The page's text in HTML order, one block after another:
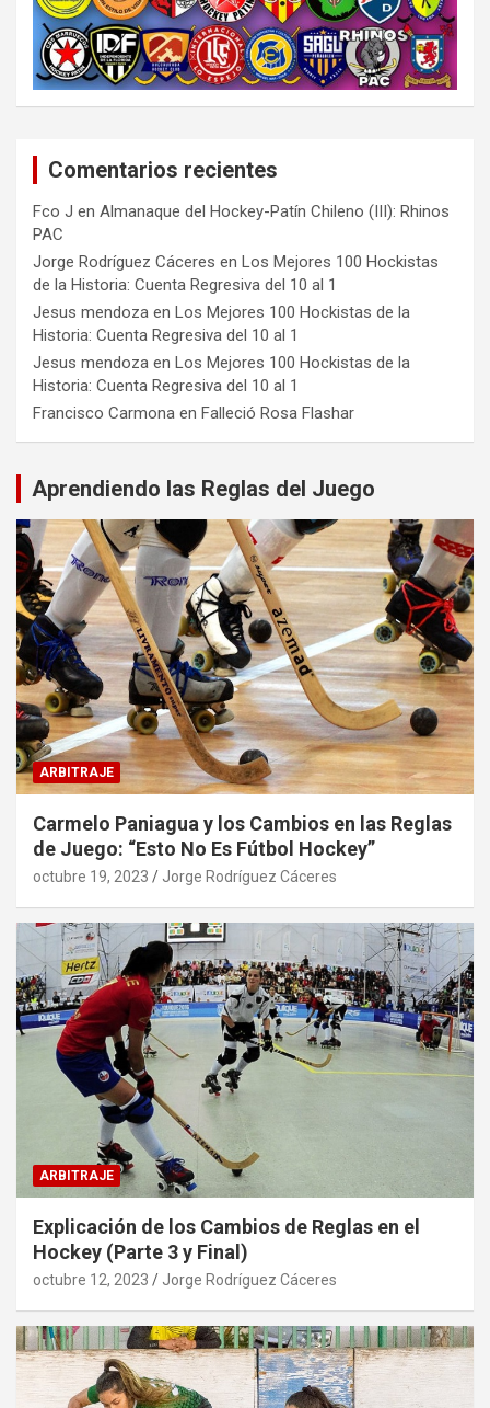
Comentarios recientes
Fco J en Almanaque del Hockey-Patín Chileno (III): Rhinos
PAC
Jorge Rodríguez Cáceres en Los Mejores 100 Hockistas
de la Historia: Cuenta Regresiva del 10 al 1
Jesus mendoza en Los Mejores 100 Hockistas de la
Historia: Cuenta Regresiva del 10 al 1
Jesus mendoza en Los Mejores 100 Hockistas de la
Historia: Cuenta Regresiva del 10 al 1
Francisco Carmona en Falleció Rosa Flashar
Aprendiendo las Reglas del Juego
ARBITRAJE
Carmelo Paniagua y los Cambios en las Reglas
de Juego: “Esto No Es Fútbol Hockey”
octubre 19, 2023 Jorge Rodríguez Cáceres
ARBITRAJE
Explicación de los Cambios de Reglas en el
Hockey (Parte 3 y Final)
octubre 12, 2023 Jorge Rodríguez Cáceres